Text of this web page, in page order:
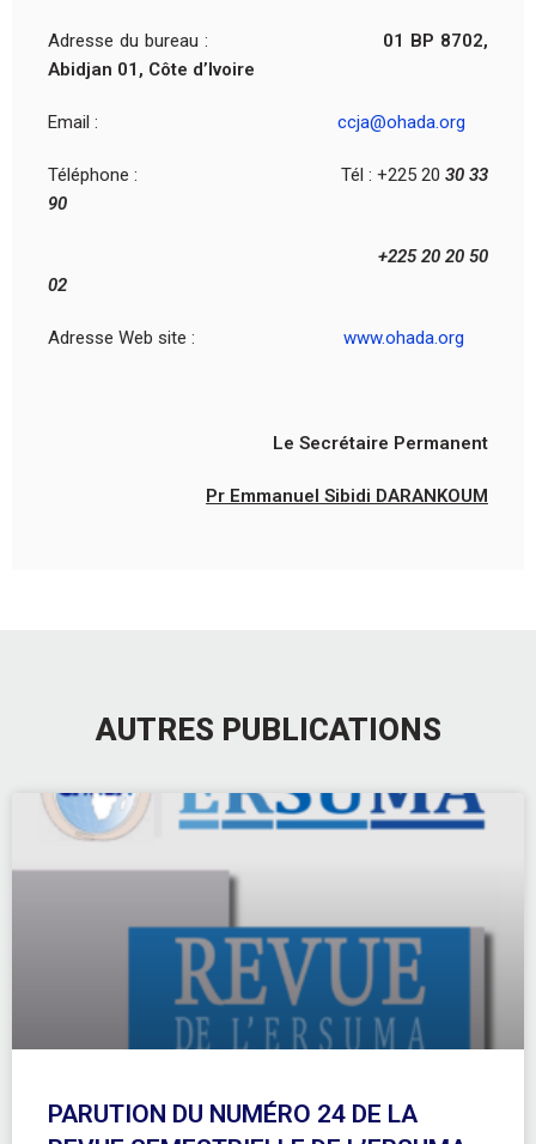
Adresse du bureau : 01 BP 8702,
Abidjan 01, Côte d’Ivoire
Email : ccja@ohada.org
Téléphone : Tél : +225 20 30 33
90
+225 20 20 50
02
Adresse Web site : www.ohada.org
Le Secrétaire Permanent
Pr Emmanuel Sibidi DARANKOUM
AUTRES PUBLICATIONS
PARUTION DU NUMÉRO 24 DE LA